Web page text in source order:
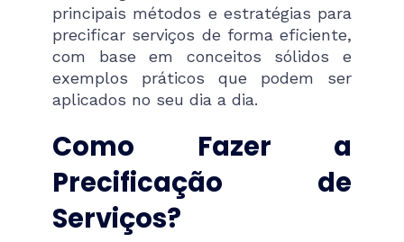
principais métodos e estratégias para
precificar serviços de forma eficiente,
com base em conceitos sólidos e
exemplos práticos que podem ser
aplicados no seu dia a dia.
Como Fazer a
Precificação de
Serviços?